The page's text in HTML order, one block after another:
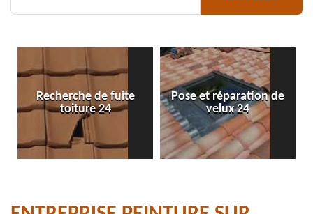
Recherche de fuite
toiture 24
Pose et réparation de
velux 24